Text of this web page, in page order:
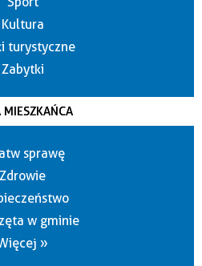
Kultura
turystyczne
Zabytki
MIESZKAŃCA
sprawę
Zdrowie
w gminie
»